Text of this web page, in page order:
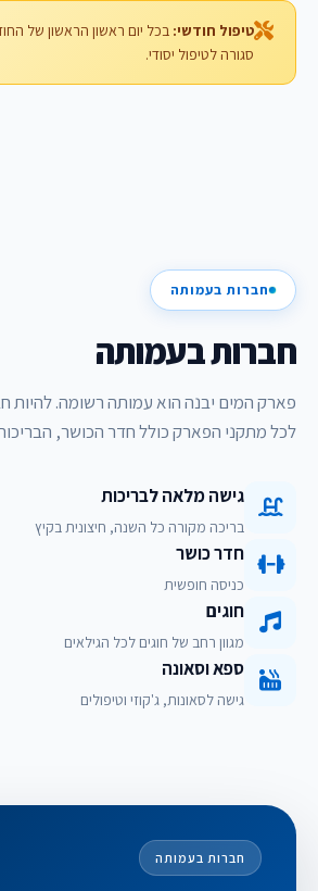
טיפול חודשי: בכל יום ראשון הראשון של
סגורה לטיפול יסודי.
חברות בעמותה
חברות בעמותה
פארק המים יבנה הוא עמותה רשומה. להיות
לכל מתקני הפארק כולל חדר הכושר,
גישה מלאה לבריכות
בריכה מקורה כל השנה, חיצונית בקיץ
חדר כושר
כניסה חופשית
חוגים
מגוון רחב של חוגים לכל הגילאים
ספא וסאונה
גישה לסאונות, ג'קוזי וטיפולים
חברות בעמותה